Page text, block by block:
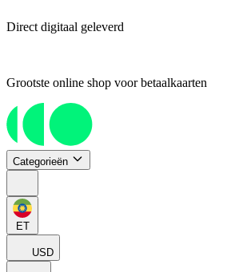
Direct digitaal geleverd
Grootste online shop voor betaalkaarten
Categorieën
ET
USD